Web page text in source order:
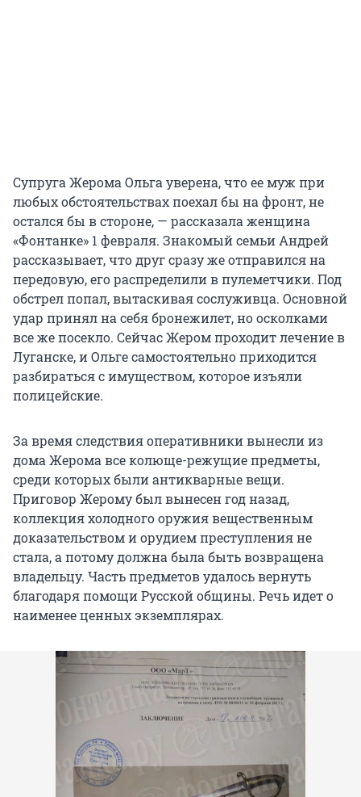
Супруга Жерома Ольга уверена, что ее муж при
любых обстоятельствах поехал бы на фронт, не
остался бы в стороне, — рассказала женщина
«Фонтанке» 1 февраля. Знакомый семьи Андрей
рассказывает, что друг сразу же отправился на
передовую, его распределили в пулеметчики. Под
обстрел попал, вытаскивая сослуживца. Основной
удар принял на себя бронежилет, но осколками
все же посекло. Сейчас Жером проходит лечение в
Луганске, и Ольге самостоятельно приходится
разбираться с имуществом, которое изъяли
полицейские.
За время следствия оперативники вынесли из
дома Жерома все колюще-режущие предметы,
среди которых были антикварные вещи.
Приговор Жерому был вынесен год назад,
коллекция холодного оружия вещественным
доказательством и орудием преступления не
стала, а потому должна была быть возвращена
владельцу. Часть предметов удалось вернуть
благодаря помощи Русской общины. Речь идет о
наименее ценных экземплярах.